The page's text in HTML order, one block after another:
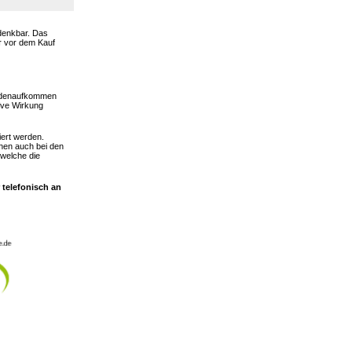
Das
vor dem Kauf
Wirkung
werden.
auch bei den
die
telefonisch an